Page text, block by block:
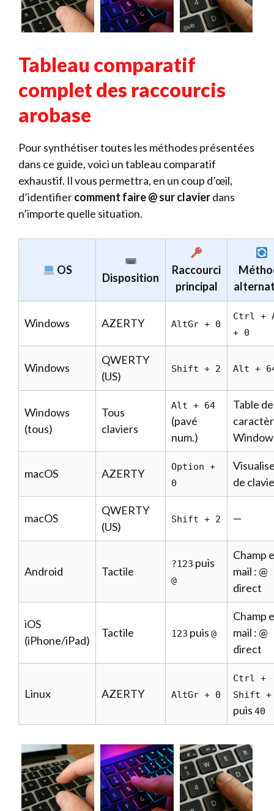
Tableau comparatif
complet des raccourcis
arobase
Pour synthétiser toutes les méthodes présentées
dans ce guide, voici un tableau comparatif
exhaustif. Il vous permettra, en un coup d’œil,
d’identifiercomment faire @ sur clavierdans
n’importe quelle situation.
OS
Disposition
Raccourci
principal
Windows AZERTY AltGr + 0
Ctrl +
+ 0
Windows
QWERTY
(US)
Shift + 2 Alt +
Windows
(tous)
Tous
claviers
Alt + 64
(pavé
num.)
Table de
macOS AZERTY
Option +
0
de
macOS
QWERTY
(US)
Shift + 2 —
Android Tactile
?123 puis
@
Champ
mail : @
direct
iOS
(iPhone/iPad)
Tactile 123 puis @
Champ
mail : @
direct
Linux AZERTY AltGr + 0
Ctrl +
Shift +
puis 40